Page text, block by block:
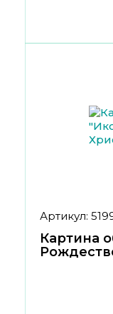
Артикул:
Картина